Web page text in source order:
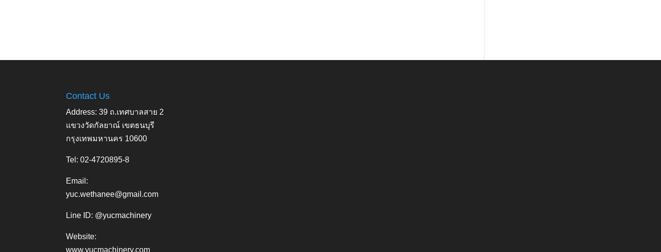
Contact Us
Address: 39 ถ.เทศบาลสาย 2
แขวงวัดกัลยาณ์ เขตธนบุรี
กรุงเทพมหานคร 10600
Tel: 02-4720895-8
Email:
yuc.wethanee@gmail.com
Line ID: @yucmachinery
Website:
www.yucmachinery.com